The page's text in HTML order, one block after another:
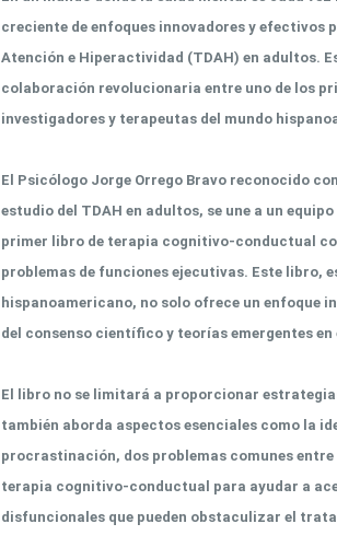
creciente de enfoques innovadores y
Atención e Hiperactividad (TDAH) en adultos.
colaboración revolucionaria entre uno de los
investigadores y terapeutas del mundo
El Psicólogo Jorge Orrego Bravo reconocido
estudio del TDAH en adultos, se une a un
primer libro de terapia cognitivo-conductual
problemas de funciones ejecutivas. Este libro,
hispanoamericano, no solo ofrece un enfoque
del consenso científico y teorías emergentes en
El libro no se limitará a proporcionar
también aborda aspectos esenciales como la
procrastinación, dos problemas comunes
terapia cognitivo-conductual para ayudar a
disfuncionales que pueden obstaculizar el